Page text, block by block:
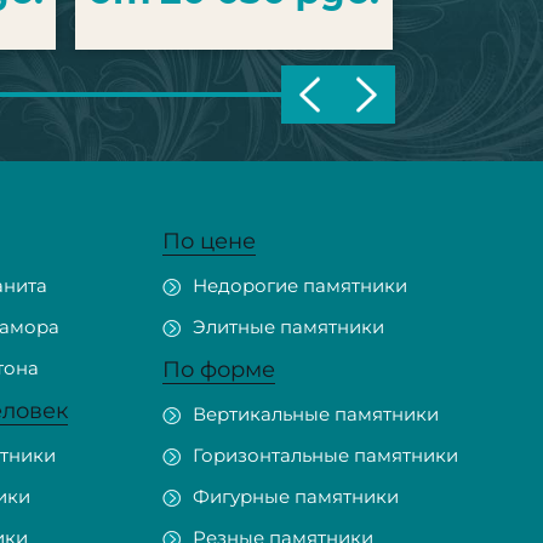
По цене
Недорогие памятники
Элитные памятники
По форме
Вертикальные памятники
Горизонтальные памятники
Фигурные памятники
Резные памятники